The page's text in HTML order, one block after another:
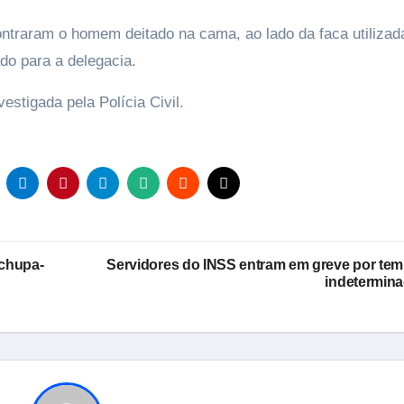
o homem deitado na cama, ao lado da faca
para a delegacia.
pela Polícia Civil.
Servidores do INSS entram em greve por